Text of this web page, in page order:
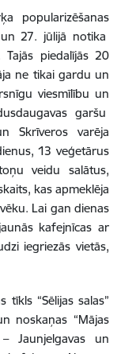
popularizēšanas
27. jūlijā notika
Tajās piedalījās 20
ne tikai gardu un
viesmīlību un
garšu
Skrīveros varēja
13 veģetārus
veidu salātus,
kas apmeklēja
Lai gan dienas
kafejnīcas ar
iegriezās vietās,
“Sēlijas salas”
noskaņas “Mājas
Jaunjelgavas un